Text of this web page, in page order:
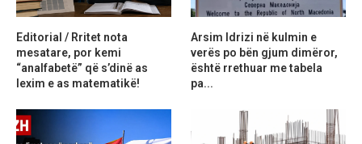
Editorial / Rritet nota
mesatare, por kemi
“analfabetë” që s’dinë as
lexim e as matematikë!
Arsim Idrizi në kulmin e
verës po bën gjum dimëror,
është rrethuar me tabela
pa...